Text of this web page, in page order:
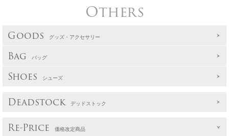
Others
Goods グッズ・アクセサリー
Bag バッグ
Shoes シューズ
Deadstock デッドストック
Re-Price 価格改定商品